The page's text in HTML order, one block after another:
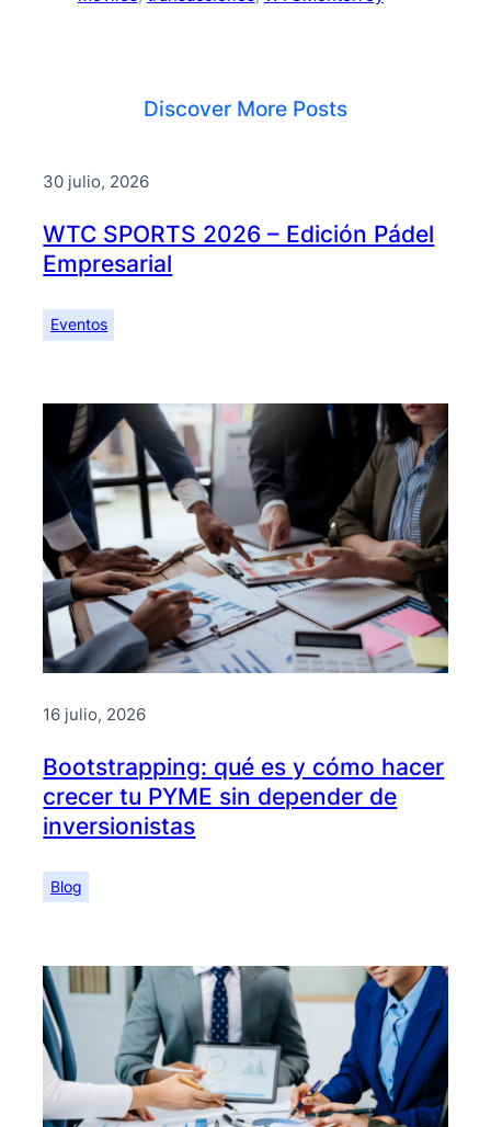
Discover More Posts
30 julio, 2026
WTC SPORTS 2026 – Edición Pádel
Empresarial
Eventos
16 julio, 2026
Bootstrapping: qué es y cómo hacer
crecer tu PYME sin depender de
inversionistas
Blog